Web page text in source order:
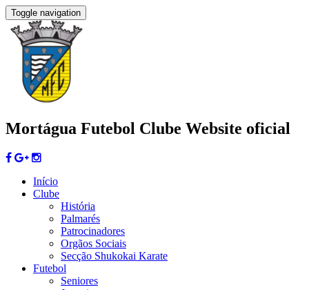
Toggle navigation
Mortágua Futebol Clube Website oficial
Início
Clube
História
Palmarés
Patrocinadores
Orgãos Sociais
Secção Shukokai Karate
Futebol
Seniores